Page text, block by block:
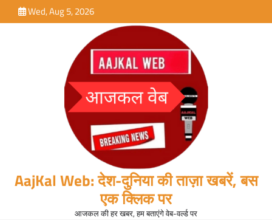
to
Wed, Aug 5, 2026
AajKal Web: देश-दुनिया की ताज़ा खबरें, बस
एक क्लिक पर
आजकल की हर खबर, हम बताएंगे वेब-वर्ल्ड पर